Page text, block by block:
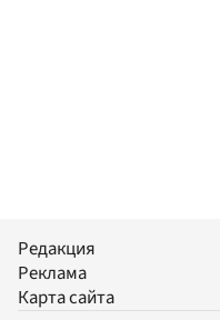
Редакция
Реклама
Карта сайта